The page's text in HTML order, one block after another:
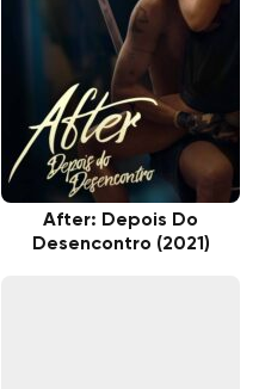
After: Depois Do
Desencontro (2021)